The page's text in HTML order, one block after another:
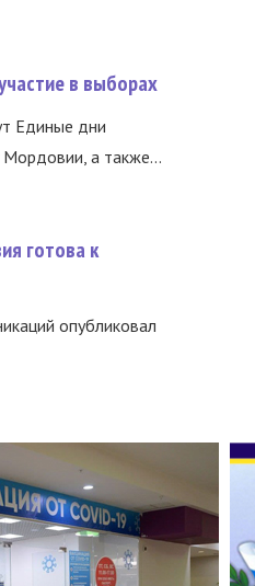
в выборах
Единые дни
Мордовии, а также...
готова к
опубликовал